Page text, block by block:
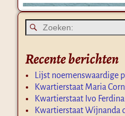
Recente berichten
Lijst noemenswaardige
Kwartierstaat Maria
Kwartierstaat Ivo
Kwartierstaat Wijnanda